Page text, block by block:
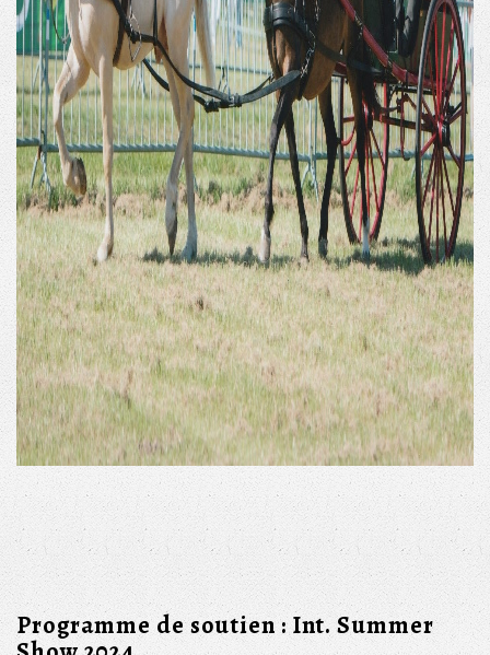
Programme de soutien : Int. Summer